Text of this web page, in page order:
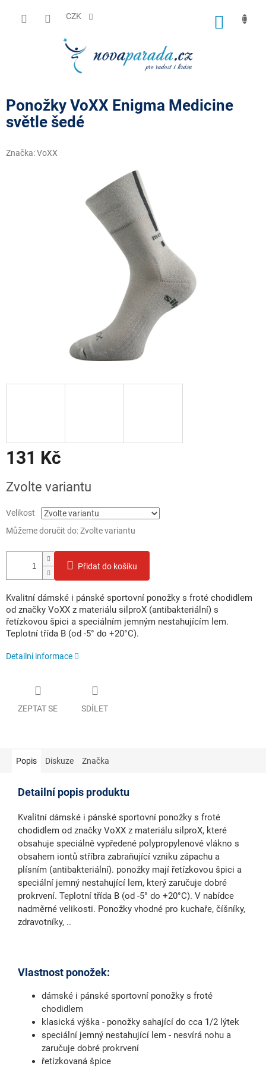
CZK
Ponožky VoXX Enigma Medicine
světle šedé
Značka:VoXX
131 Kč
cena:
Zvolte variantu
Velikost
Můžeme doručit do:Zvolte variantu
Přidat do košíku
Kvalitní dámské i pánské sportovní ponožky s froté chodidlem
od značky VoXX z materiálu silproX (antibakteriální) s
řetízkovou špici a speciálním jemným nestahujícím lem.
Teplotní třída B (od -5° do +20°C).
Detailní informace
ZEPTAT SE SDÍLET
Popis Diskuze Značka
Detailní popis produktu
Kvalitní dámské i pánské sportovní ponožky s froté
chodidlem od značky VoXX z materiálu silproX, které
obsahuje speciálně vypředené polypropylenové vlákno s
obsahem iontů stříbra zabraňující vzniku zápachu a
plísním (antibakteriální). ponožky mají řetízkovou špici a
speciální jemný nestahující lem, který zaručuje dobré
prokrvení. Teplotní třída B (od -5° do +20°C). V nabídce
nadměrné velikosti. Ponožky vhodné pro kuchaře, číšníky,
zdravotníky, ..
Vlastnost ponožek:
dámské i pánské sportovní ponožky s froté
chodidlem
klasická výška - ponožky sahající do cca 1/2 lýtek
speciální jemný nestahující lem - nesvírá nohu a
zaručuje dobré prokrvení
řetízkovaná špice